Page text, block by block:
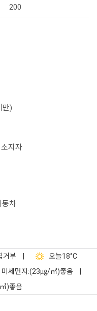
200
만)
지자
동차
거부 오늘18°C
미세먼지:(23㎍/㎥)좋음
)좋음